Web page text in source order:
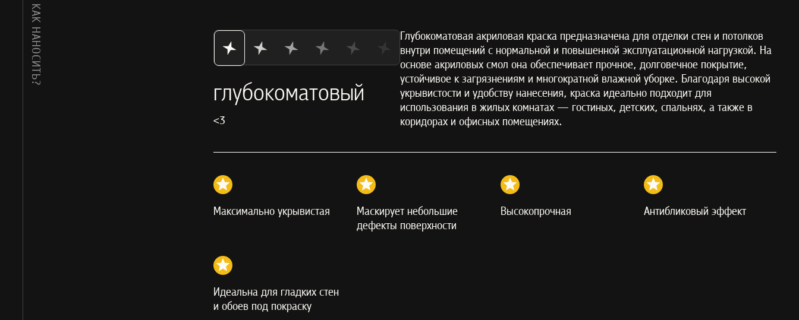
КАК НАНОСИТЬ?
глубокоматовый
<3
Глубокоматовая акриловая краска предназначена для отделки стен и потолков
внутри помещений с нормальной и повышенной эксплуатационной нагрузкой. На
основе акриловых смол она обеспечивает прочное, долговечное покрытие,
устойчивое к загрязнениям и многократной влажной уборке. Благодаря высокой
укрывистости и удобству нанесения, краска идеально подходит для
использования в жилых комнатах — гостиных, детских, спальнях, а также в
коридорах и офисных помещениях.
Максимально укрывистая
Маскирует небольшие
дефекты поверхности
Высокопрочная Антибликовый эффект
Идеальна для гладких стен
и обоев под покраску